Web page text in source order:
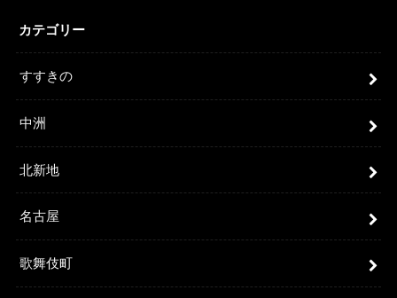
カテゴリー
すすきの
中洲
北新地
名古屋
歌舞伎町